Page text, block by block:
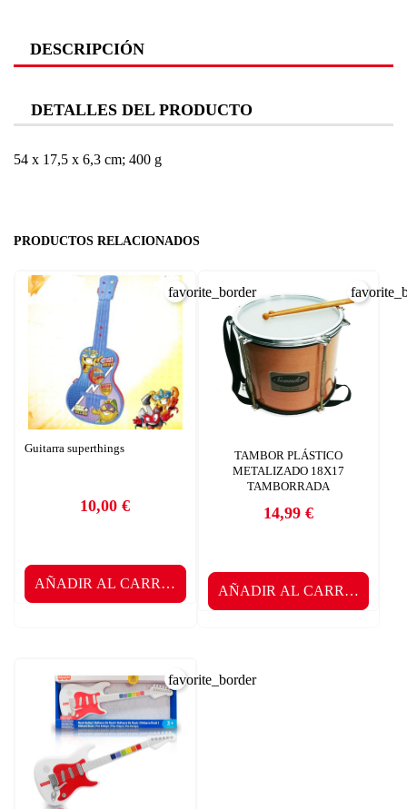
DESCRIPCIÓN
DETALLES DEL PRODUCTO
‎54 x 17,5 x 6,3 cm; 400 g
PRODUCTOS RELACIONADOS
Guitarra superthings
Precio
10,00 €
AÑADIR AL CARRITO
favorite_border
TAMBOR PLÁSTICO
METALIZADO 18X17
TAMBORRADA
Precio
14,99 €
AÑADIR AL CARRITO
favorite_border